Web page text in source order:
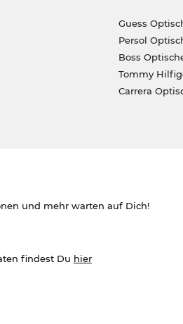
Guess
Persol
Boss
Tommy
Carrera
und mehr warten auf Dich!
findest Du hier